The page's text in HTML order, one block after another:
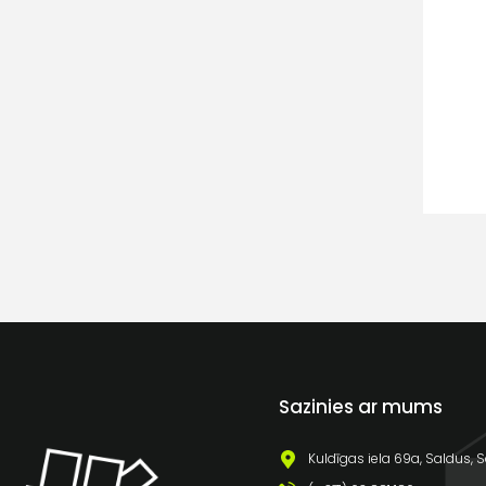
Sazinies ar mums
Kuldīgas iela 69a, Saldus,